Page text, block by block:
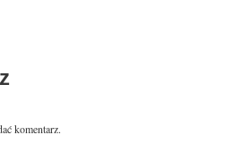
komentarz.